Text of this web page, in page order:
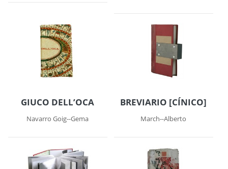
GIUCO DELL’OCA
Navarro Goig--Gema
BREVIARIO [CÍNICO]
March--Alberto